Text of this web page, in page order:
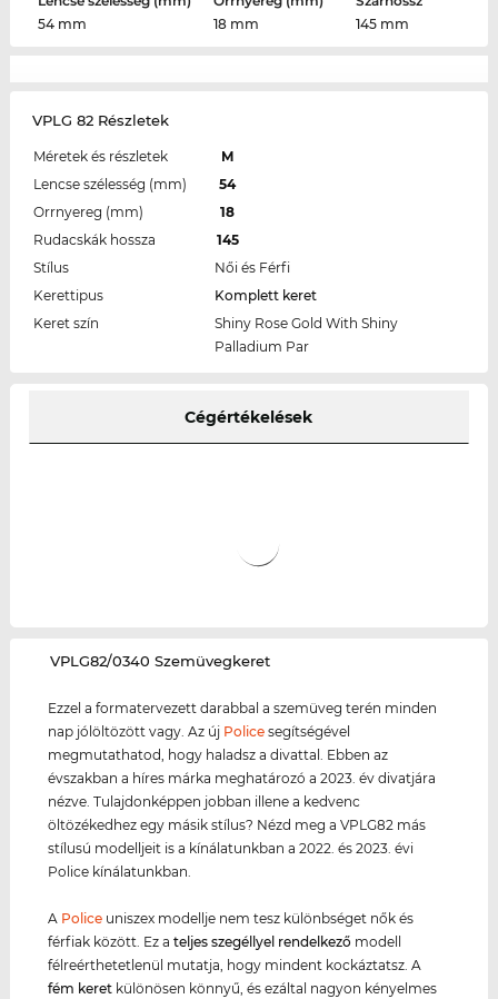
54 mm
18 mm
145 mm
VPLG 82 Részletek
Méretek és részletek
M
Lencse szélesség (mm)
54
Orrnyereg (mm)
18
Rudacskák hossza
145
Stílus
Női és Férfi
Kerettipus
Komplett keret
Keret szín
Shiny Rose Gold With Shiny
Palladium Par
Cégértékelések
‌VPLG82/0340 Szemüvegkeret
Ezzel a formatervezett darabbal a szemüveg terén minden
nap jólöltözött vagy. Az új Police segítségével
megmutathatod, hogy haladsz a divattal. Ebben az
évszakban a híres márka meghatározó a 2023. év divatjára
nézve. Tulajdonképpen jobban illene a kedvenc
öltözékedhez egy másik stílus? Nézd meg a VPLG82 más
stílusú modelljeit is a kínálatunkban a 2022. és 2023. évi
Police kínálatunkban.
A Police uniszex modellje nem tesz különbséget nők és
férfiak között. Ez ateljes szegéllyel rendelkező modell
félreérthetetlenül mutatja, hogy mindent kockáztatsz. A
fém keret különösen könnyű, és ezáltal nagyon kényelmes